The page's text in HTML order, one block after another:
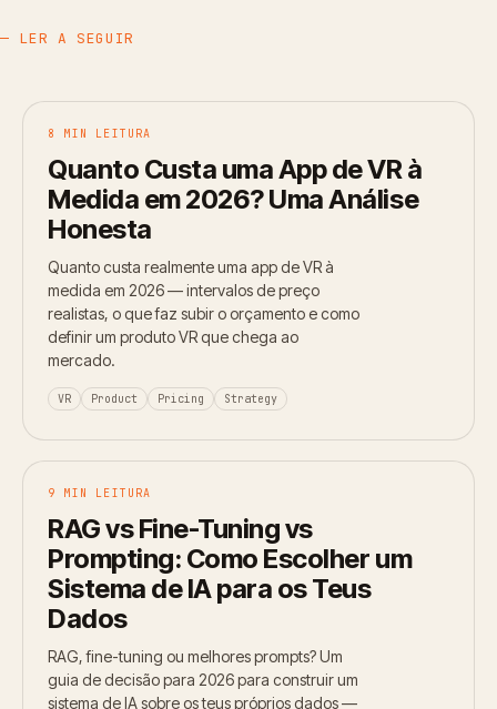
— LER A SEGUIR
8 MIN LEITURA
Quanto Custa uma App de VR à
Medida em 2026? Uma Análise
Honesta
Quanto custa realmente uma app de VR à
medida em 2026 — intervalos de preço
realistas, o que faz subir o orçamento e como
definir um produto VR que chega ao
mercado.
VR Product Pricing Strategy
9 MIN LEITURA
RAG vs Fine-Tuning vs
Prompting: Como Escolher um
Sistema de IA para os Teus
Dados
RAG, fine-tuning ou melhores prompts? Um
guia de decisão para 2026 para construir um
sistema de IA sobre os teus próprios dados —